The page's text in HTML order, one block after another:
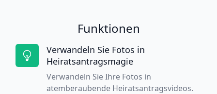
Funktionen
Verwandeln Sie Fotos in
Heiratsantragsmagie
Verwandeln Sie Ihre Fotos in
atemberaubende Heiratsantragsvideos.